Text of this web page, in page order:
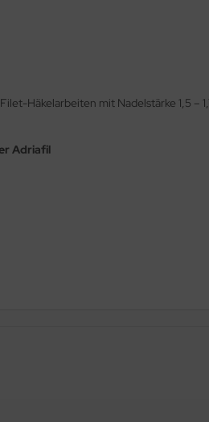
Häkelarbeiten mit Nadelstärke 1,5 –
Adriafil